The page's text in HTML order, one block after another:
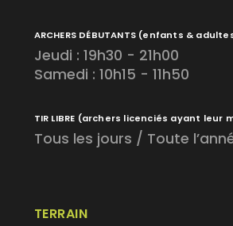
TERRAIN
ARCHERS DÉBUTANTS (enfants &
Jeudi : 19h30 - 21h00
Samedi : 10h15 - 11h50
TIR LIBRE (archers licenciés ayant leur
Tous les jours / Toute